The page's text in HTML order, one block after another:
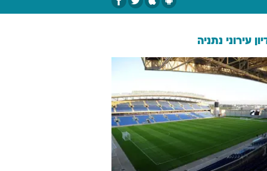
עירוני נתניה